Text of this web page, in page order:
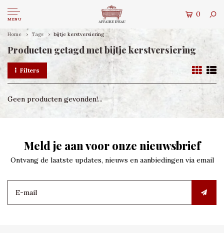
MENU
0
Home Tags bijtje kerstversiering
Producten getagd met bijtje kerstversiering
Filters
Geen producten gevonden!...
Meld je aan voor onze nieuwsbrief
Ontvang de laatste updates, nieuws en aanbiedingen via email